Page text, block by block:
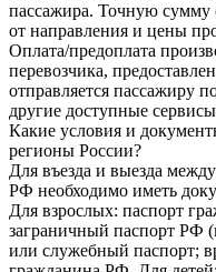
пассажира. Точную сумму
от направления и цены
Оплата/предоплата
перевозчика,
отправляется пассажиру
другие доступные
Какие условия и
регионы России?
Для въезда и выезда
РФ необходимо иметь
Для взрослых: паспорт
заграничный паспорт РФ
или служебный паспорт;